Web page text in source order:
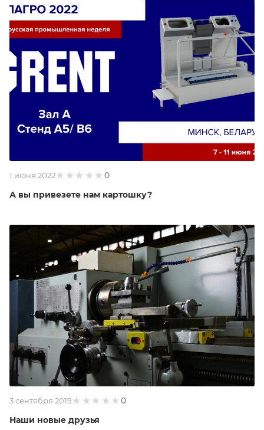
1 июня 2022
0
А вы привезете нам картошку?
3 сентября 2019
0
Наши новые друзья